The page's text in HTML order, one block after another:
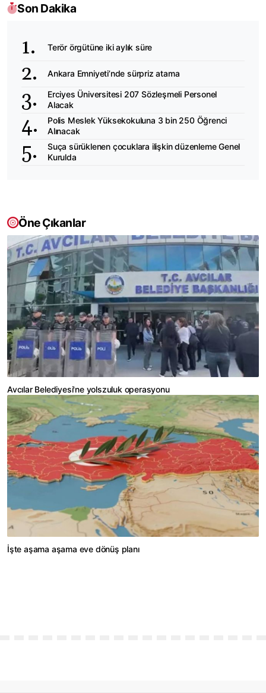
Son Dakika
Terör örgütüne iki aylık süre
Ankara Emniyeti’nde sürpriz atama
Erciyes Üniversitesi 207 Sözleşmeli Personel
Alacak
Polis Meslek Yüksekokuluna 3 bin 250 Öğrenci
Alınacak
Suça sürüklenen çocuklara ilişkin düzenleme Genel
Kurulda
Öne Çıkanlar
Avcılar Belediyesi'ne yolszuluk operasyonu
İşte aşama aşama eve dönüş planı